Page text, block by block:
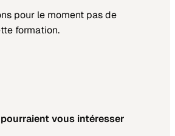
pour le moment pas de
formation.
vous intéresser